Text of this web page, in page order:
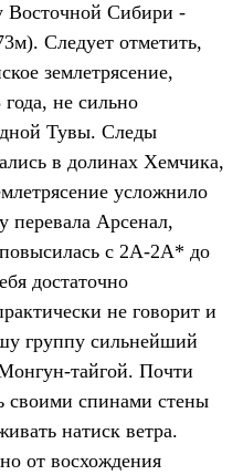
Восточной Сибири -
Следует отметить,
землетрясение,
не сильно
Тувы. Следы
в долинах Хемчика,
усложнило
перевала Арсенал,
повысилась с 2А-2А* до
достаточно
не говорит и
группу сильнейший
тайгой. Почти
своими спинами стены
натиск ветра.
от восхождения